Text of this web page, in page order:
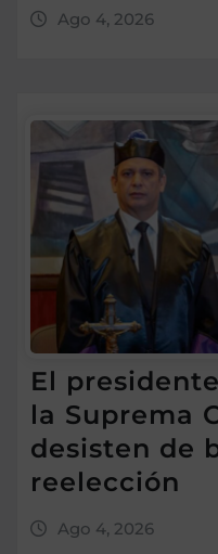
Ago 4, 2026
El
la Suprema
desisten de
reelección
Ago 4, 2026